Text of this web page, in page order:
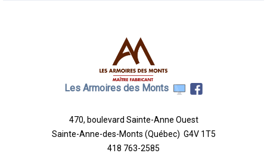
Les Armoires des Monts
470, boulevard Sainte-Anne Ouest
Sainte-Anne-des-Monts (Québec) G4V 1T5
418 763-2585